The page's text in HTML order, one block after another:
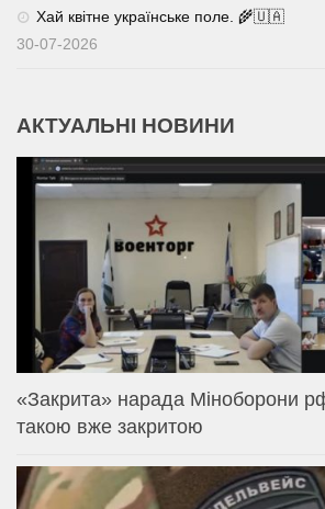
Хай квітне українське поле. 🌾🇺🇦
30-07-2026
АКТУАЛЬНІ НОВИНИ
«Закрита» нарада Міноборони
такою вже закритою